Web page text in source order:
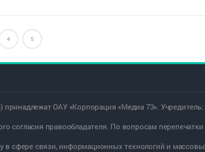
4 5
ОАУ «Корпорация «Медиа 73».
согласия правообладателя. По вопросам
в сфере связи, информационных технологий и